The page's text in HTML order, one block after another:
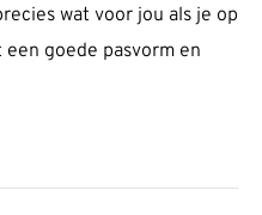
wat voor jou als je op
goede pasvorm en